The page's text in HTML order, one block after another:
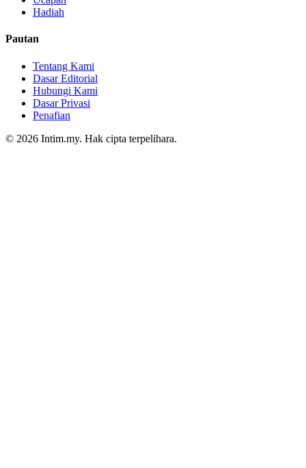
Hadiah
Pautan
Tentang Kami
Dasar Editorial
Hubungi Kami
Dasar Privasi
Penafian
© 2026 Intim.my. Hak cipta terpelihara.